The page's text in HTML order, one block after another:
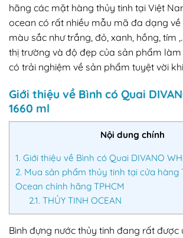
hãng các mặt hàng thủy tinh tại Việt
ocean có rất nhiều mẫu mã đa dạng về
màu sắc như trắng, đỏ, xanh, hồng, tím
thị trường và độ đẹp của sản phẩm
có trải nghiệm về sản phẩm tuyệt vời
Giới thiệu về Bình có Quai
1660 ml
Nội dung chính
1. Giới thiệu về Bình có Quai DIVANO
2. Mua sản phẩm thủy tinh tại cửa hàng
Ocean chính hãng TPHCM
2.1. THỦY TINH OCEAN
Bình đựng nước thủy tinh đang rất được